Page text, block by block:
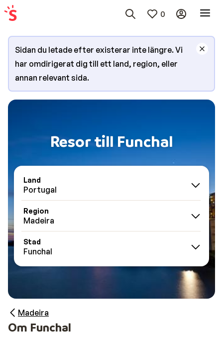
0
Sidan du letade efter existerar inte längre. Vi
har omdirigerat dig till ett land, region, eller
annan relevant sida.
Resor till Funchal
Land
Portugal
Region
Madeira
Stad
Funchal
Madeira
Om Funchal